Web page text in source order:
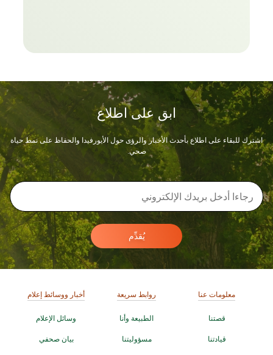
ابق على اطلاع
اشترك للبقاء على اطلاع بأحدث الأخبار والرؤى حول الأيورفيدا والحفاظ على نمط حياة
صحي.
يُقدِّم
معلومات عنا
قصتنا
قيادتنا
روابط سريعة
الطبيعة وأنا
مسؤوليتنا
أخبار ووسائط إعلام
وسائل الإعلام
بيان صحفي